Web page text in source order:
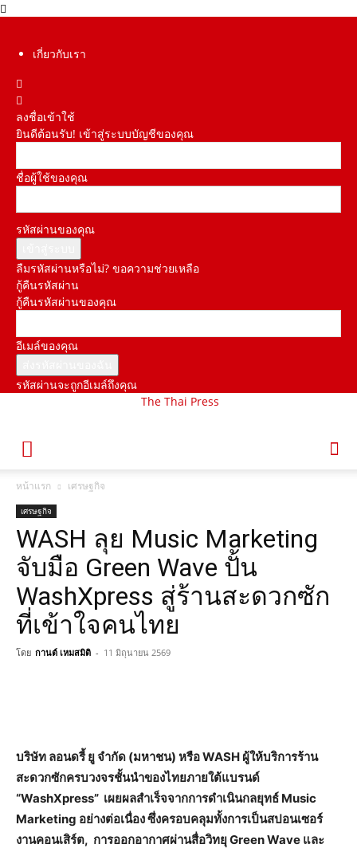
เกี่ยวกับเรา
ลงชื่อเข้าใช้
ยินดีต้อนรับ! เข้าสู่ระบบบัญชีของคุณ
ชื่อผู้ใช้ของคุณ
รหัสผ่านของคุณ
ลืมรหัสผ่านหรือไม่? ขอความช่วยเหลือ
กู้คืนรหัสผ่าน
กู้คืนรหัสผ่านของคุณ
อีเมล์ของคุณ
รหัสผ่านจะถูกอีเมล์ถึงคุณ
The Thai Press
หน้าแรก เศรษฐกิจ
เศรษฐกิจ
WASH ลุย Music Marketing
จับมือ Green Wave ปั้น
WashXpress สู่ร้านสะดวกซัก
ที่เข้าใจคนไทย
โดย กานต์ เหมสมิติ - 11 มิถุนายน 2569
บริษัท ลอนดรี้ ยู จำกัด (มหาชน) หรือWASH ผู้ให้บริการร้าน
สะดวกซักครบวงจรชั้นนำของไทยภายใต้แบรนด์
“WashXpress” เผยผลสำเร็จจากการดำเนินกลยุทธ์ Music
Marketing อย่างต่อเนื่อง ซึ่งครอบคลุมทั้งการเป็นสปอนเซอร์
งานคอนเสิร์ต, การออกอากาศผ่านสื่อวิทยุ Green Wave และ